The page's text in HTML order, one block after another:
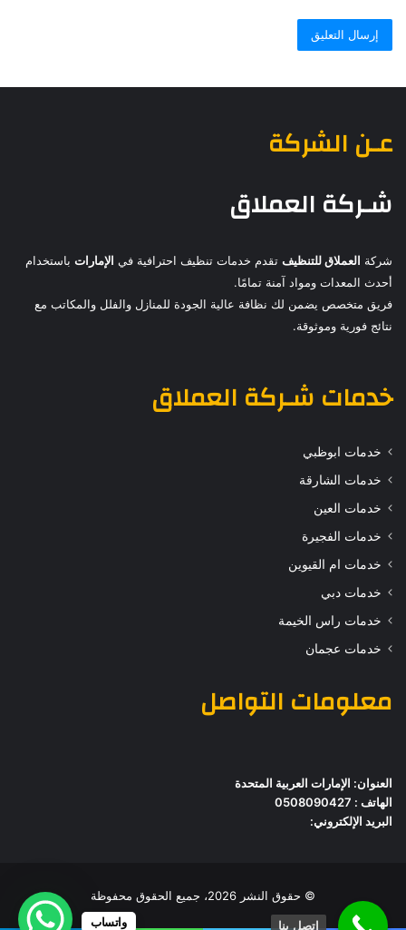
عـن الشركة
شـركة العملاق
شركة العملاق للتنظيف تقدم خدمات تنظيف احترافية في الإمارات باستخدام
أحدث المعدات ومواد آمنة تمامًا.
فريق متخصص يضمن لك نظافة عالية الجودة للمنازل والفلل والمكاتب مع
نتائج فورية وموثوقة.
خدمات شـركة العملاق
خدمات ابوظبي
خدمات الشارقة
خدمات العين
خدمات الفجيرة
خدمات ام القيوين
خدمات دبي
خدمات راس الخيمة
خدمات عجمان
معلومات التواصل
العنوان: الإمارات العربية المتحدة
الهاتف : 0508090427
البريد الإلكتروني:
© حقوق النشر 2026، جميع الحقوق محفوظة
واتساب
اتصل بنا